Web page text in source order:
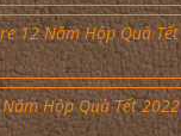
12 Năm Hộp Quà
Hộp Quà Tết